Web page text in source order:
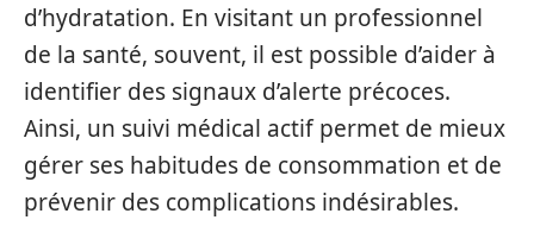
d’hydratation. En visitant un professionnel
de la santé, souvent, il est possible d’aider à
identifier des signaux d’alerte précoces.
Ainsi, un suivi médical actif permet de mieux
gérer ses habitudes de consommation et de
prévenir des complications indésirables.